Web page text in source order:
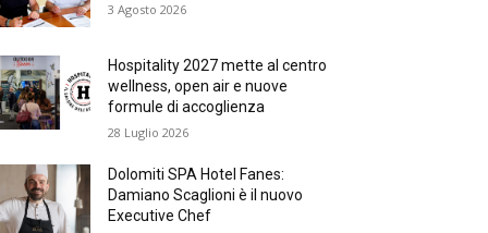
3 Agosto 2026
Hospitality 2027 mette al centro
wellness, open air e nuove
formule di accoglienza
28 Luglio 2026
Dolomiti SPA Hotel Fanes:
Damiano Scaglioni è il nuovo
Executive Chef